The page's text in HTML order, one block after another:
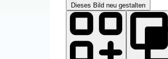
Dieses Bild neu gestalten